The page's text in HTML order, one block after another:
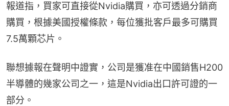
報道指，買家可直接從Nvidia購買，亦可透過分銷商
購買，根據美國授權條款，每位獲批客戶最多可購買
7.5萬顆芯片。
聯想據報在聲明中證實，公司是獲准在中國銷售H200
半導體的幾家公司之一，這是Nvidia出口許可證的一
部分。